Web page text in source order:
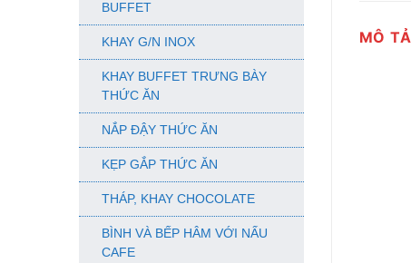
BUFFET
KHAY G/N INOX
KHAY BUFFET TRƯNG BÀY
THỨC ĂN
NẮP ĐẬY THỨC ĂN
KẸP GẮP THỨC ĂN
THÁP, KHAY CHOCOLATE
BÌNH VÀ BẾP HÂM VỚI NẤU
CAFE
MÔ TẢ